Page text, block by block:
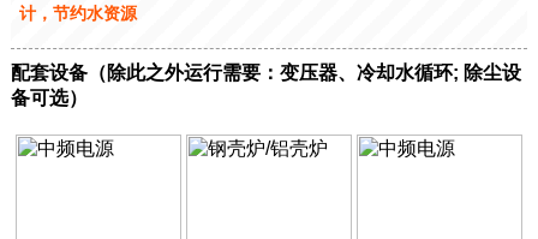
计，节约水资源
配套设备（除此之外运行需要：变压器、冷却水循环; 除尘设
备可选）